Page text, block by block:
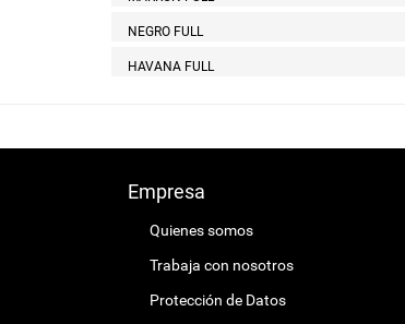
NEGRO FULL
HAVANA FULL
Empresa
Quienes somos
Trabaja con nosotros
Protección de Datos